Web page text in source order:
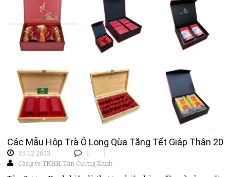
Các Mẫu Hộp Trà Ô Long Qùa Tặng Tết Giáp Thân
15 12 2023
1
Công ty TNHH Tân Cương Xanh